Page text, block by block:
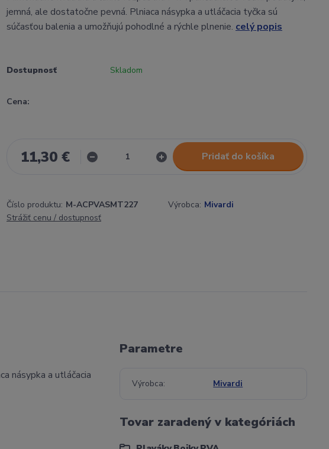
jemná, ale dostatočne pevná. Plniaca násypka a utláčacia tyčka sú
súčasťou balenia a umožňujú pohodlné a rýchle plnenie. celý popis
Dostupnosť Skladom
Cena:
11,30 € Pridať do košíka
Číslo produktu: M-ACPVASMT227 Výrobca: Mivardi
Strážiť cenu / dostupnosť
násypka a utláčacia
Parametre
Výrobca Mivardi
Tovar zaradený v kategóriách